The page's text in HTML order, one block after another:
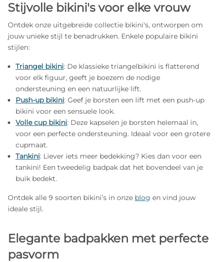
Stijvolle bikini's voor elke vrouw
Ontdek onze uitgebreide collectie bikini's, ontworpen om
jouw unieke stijl te benadrukken. Enkele populaire bikini
stijlen:
Triangel bikini: De klassieke triangelbikini is flatterend
voor elk figuur, geeft je boezem de nodige
ondersteuning en een natuurlijke lift.
Push-up bikini: Geef je borsten een lift met een push-up
bikini voor een sensuele look.
Volle cup bikini: Deze kapselen je borsten helemaal in,
voor een perfecte ondersteuning. Ideaal voor een grotere
cupmaat.
Tankini: Liever iets meer bedekking? Kies dan voor een
tankini! Een tweedelig badpak dat het bovendeel van je
buik bedekt.
Ontdek alle 9 soorten bikini’s in onze blog en vind jouw
ideale stijl.
Elegante badpakken met perfecte
pasvorm